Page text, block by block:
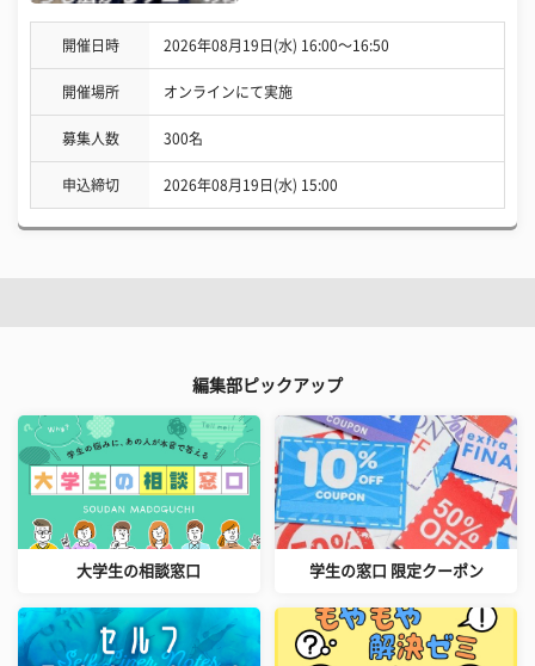
開催日時 2026年08月19日(水) 16:00〜16:50
開催場所 オンラインにて実施
募集人数 300名
申込締切 2026年08月19日(水) 15:00
編集部ピックアップ
大学生の相談窓口 学生の窓口 限定クーポン